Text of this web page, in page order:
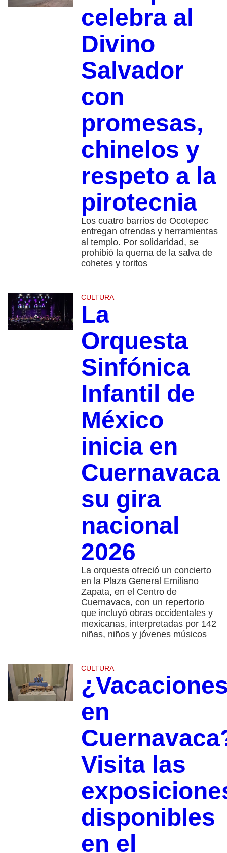
celebra al
Divino
Salvador
con
promesas,
chinelos y
respeto a la
pirotecnia
Los cuatro barrios de Ocotepec
entregan ofrendas y herramientas
al templo. Por solidaridad, se
prohibió la quema de la salva de
cohetes y toritos
CULTURA
La
Orquesta
Sinfónica
Infantil de
México
inicia en
Cuernavaca
su gira
nacional
2026
La orquesta ofreció un concierto
en la Plaza General Emiliano
Zapata, en el Centro de
Cuernavaca, con un repertorio
que incluyó obras occidentales y
mexicanas, interpretadas por 142
niñas, niños y jóvenes músicos
CULTURA
en
Visita las
disponibles
en el